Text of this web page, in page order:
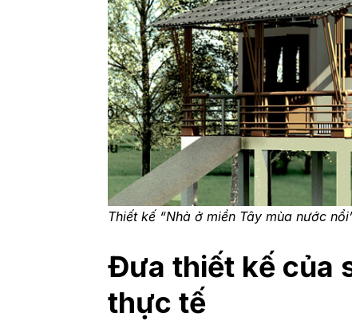
Thiết kế “Nhà ở miền Tây mùa nước
Đưa thiết kế của
thực tế